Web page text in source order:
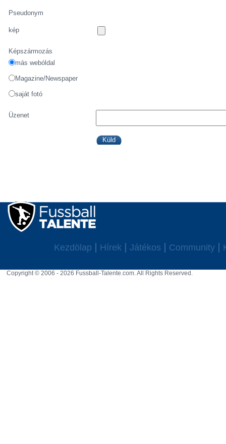
Pseudonym
kép
Képszármozás
más webóldal
Magazine/Newspaper
saját fotó
Üzenet
Kezdölap Hírek Játékos Community
Copyright © 2006 - 2026 Fussball-Talente.com. All Rights Reserved.